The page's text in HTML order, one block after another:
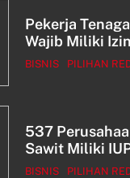
Pekerja
Wajib Miliki
Terkait
BISNIS PILIHAN
537
Sawit Miliki
HGU
BISNIS PILIHAN